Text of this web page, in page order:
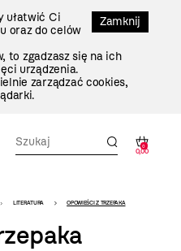
Zamknij
ułatwić Ci
oraz do celów
to zgadzasz się na ich
urządzenia.
zarządzać cookies,
0
0,00
LITERATURA OPOWIEŚCI Z TRZEPAKA